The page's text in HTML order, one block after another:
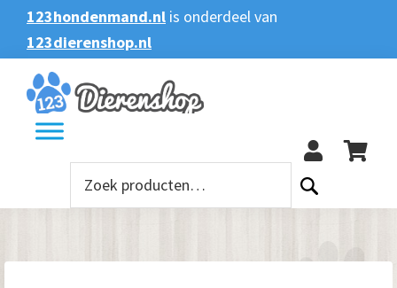
Spring
naar
de
hoofdnavigatie
Door
naar
de
hoofd
inhoud
Spring
naar
de
voettekst
123hondenmand.nl is onderdeel van
123dierenshop.nl
Zoeken
Zoeken
naar: